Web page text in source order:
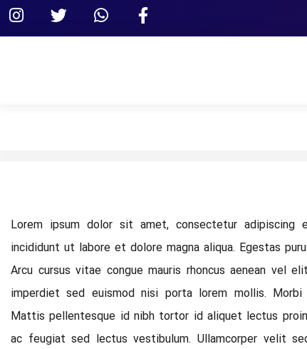
Lorem ipsum dolor sit amet, consectetur adipiscing
incididunt ut labore et dolore magna aliqua. Egestas
Arcu cursus vitae congue mauris rhoncus aenean vel
imperdiet sed euismod nisi porta lorem mollis.
Mattis pellentesque id nibh tortor id aliquet lectus
ac feugiat sed lectus vestibulum. Ullamcorper velit